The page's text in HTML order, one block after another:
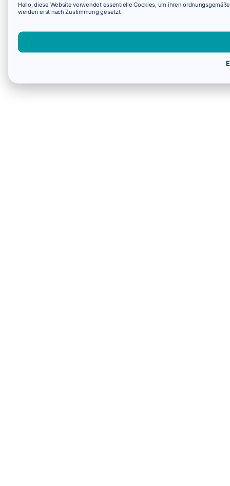
Hallo, diese Website verwendet essentielle Cookies, um ihren
werden erst nach Zustimmung gesetzt.